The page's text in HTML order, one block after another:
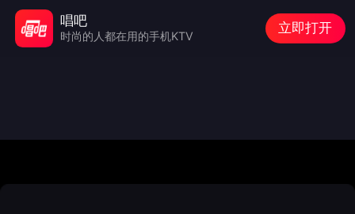
唱吧
时尚的人都在用的手机KTV
立即打开